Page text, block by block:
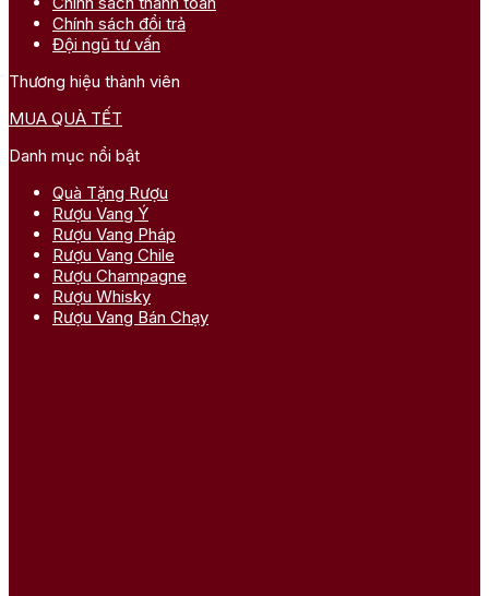
Chính sách đổi trả
Đội ngũ tư vấn
Thương hiệu thành viên
MUA QUÀ TẾT
Danh mục nổi bật
Quà Tặng Rượu
Rượu Vang Ý
Rượu Vang Pháp
Rượu Vang Chile
Rượu Champagne
Rượu Whisky
Rượu Vang Bán Chạy